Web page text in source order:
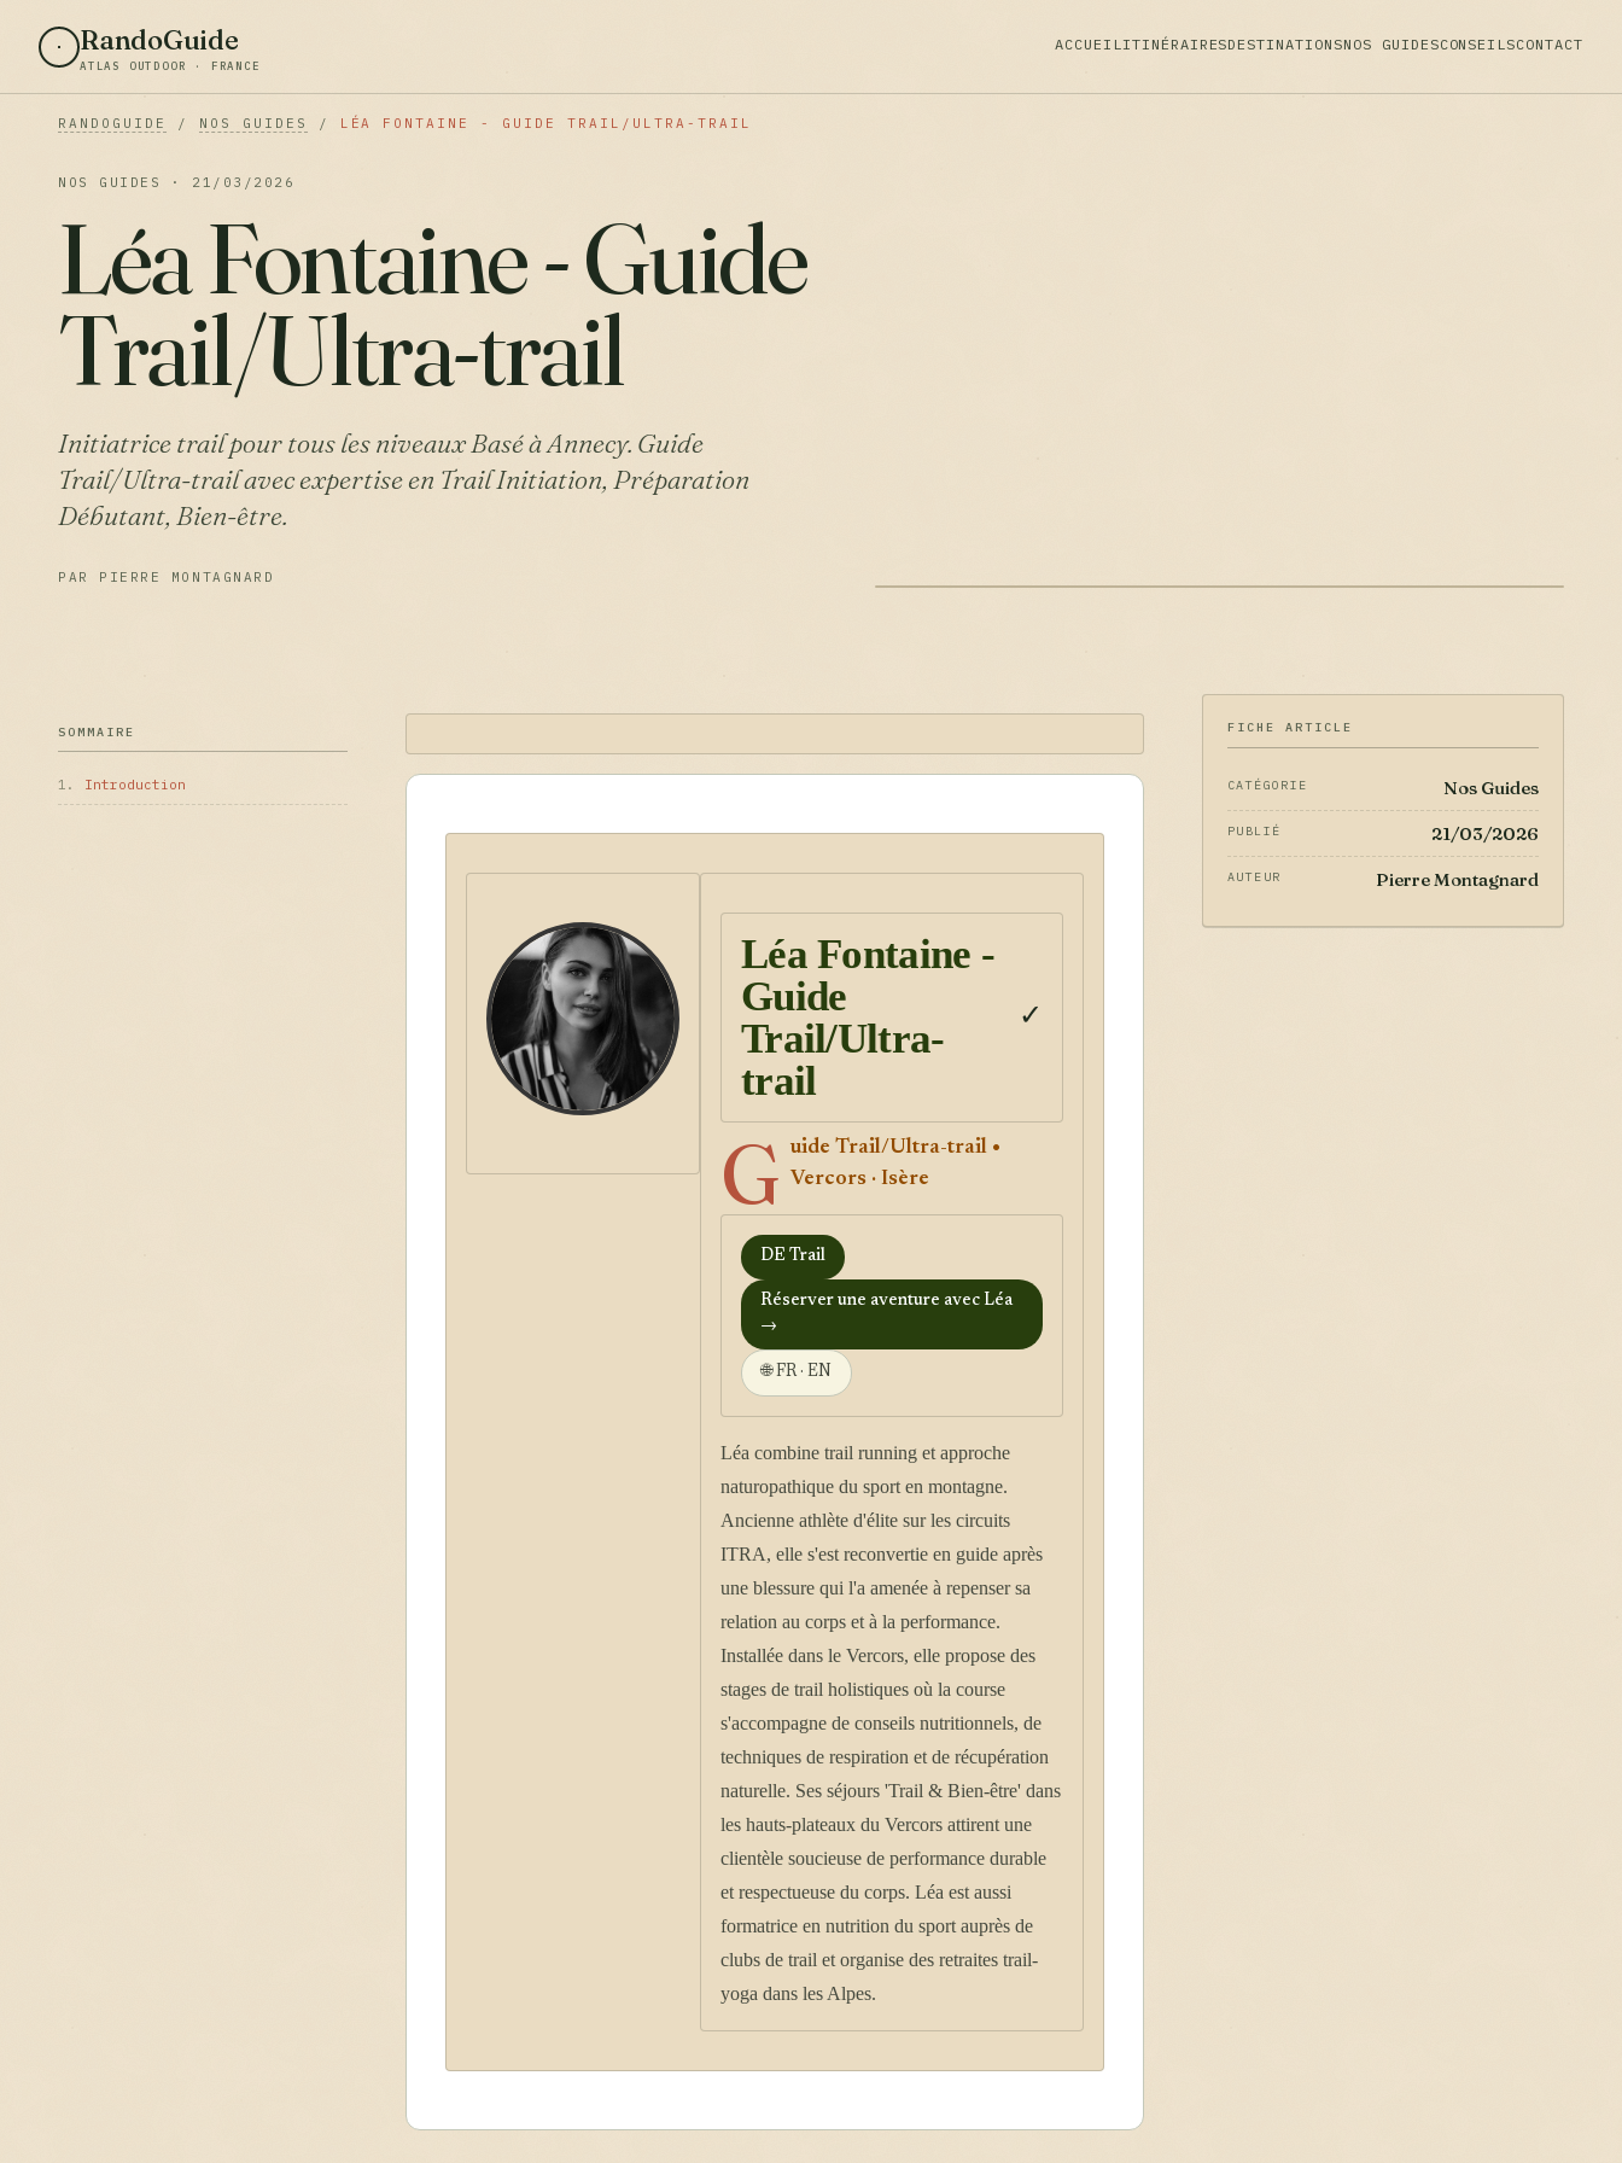
RandoGuide
ATLAS OUTDOOR · FRANCE
ACCUEILITINÉRAIRESDESTINATIONSNOS GUIDESCONSEILSCONTACT
RANDOGUIDE / NOS GUIDES / LÉA FONTAINE - GUIDE TRAIL/ULTRA-TRAIL
NOS GUIDES · 21/03/2026
Léa Fontaine - Guide
Trail/Ultra-trail
Initiatrice trail pour tous les niveaux Basé à Annecy. Guide
Trail/Ultra-trail avec expertise en Trail Initiation, Préparation
Débutant, Bien-être.
PAR PIERRE MONTAGNARD
SOMMAIRE
1. Introduction
Léa Fontaine -
Guide
Trail/Ultra-
trail
✓
G uide Trail/Ultra-trail •
Vercors · Isère
DE Trail
Réserver une aventure avec Léa
→
🌐 FR · EN
Léa combine trail running et approche
naturopathique du sport en montagne.
Ancienne athlète d'élite sur les circuits
ITRA, elle s'est reconvertie en guide après
une blessure qui l'a amenée à repenser sa
relation au corps et à la performance.
Installée dans le Vercors, elle propose des
stages de trail holistiques où la course
s'accompagne de conseils nutritionnels, de
techniques de respiration et de récupération
naturelle. Ses séjours 'Trail & Bien-être' dans
les hauts-plateaux du Vercors attirent une
clientèle soucieuse de performance durable
et respectueuse du corps. Léa est aussi
formatrice en nutrition du sport auprès de
clubs de trail et organise des retraites trail-
yoga dans les Alpes.
FICHE ARTICLE
CATÉGORIE Nos Guides
PUBLIÉ 21/03/2026
AUTEUR Pierre Montagnard